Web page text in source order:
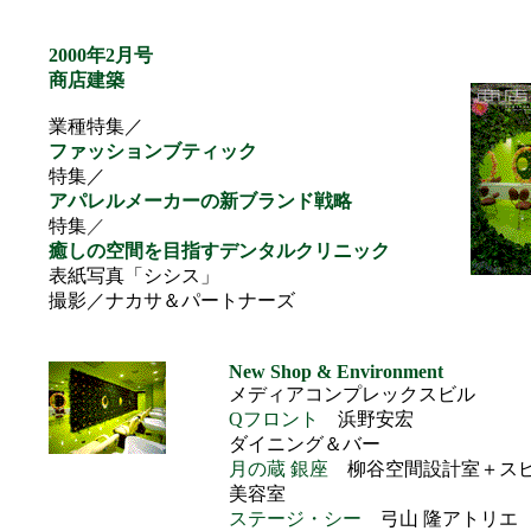
2000年2月号
商店建築
業種特集／
ファッションブティック
特集／
アパレルメーカーの新ブランド戦略
特集 ／
癒しの空間を目指すデンタルクリニック
表紙写真「シシス」
撮影／ナカサ＆パートナーズ
New Shop & Environment
メディアコンプレックスビル
Qフロント 浜野安宏
ダイニング＆バー
月の蔵 銀座 柳谷空間設計室＋ス
美容室
ステージ・シー 弓山 隆アトリエ